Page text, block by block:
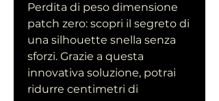
Perdita di peso dimensione
patch zero: scopri il segreto di
una silhouette snella senza
sforzi. Grazie a questa
innovativa soluzione, potrai
ridurre centimetri di